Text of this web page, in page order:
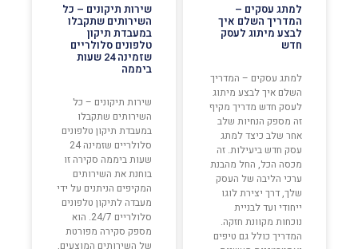
למתג עסקים –
המדריך השלם איך
לבצע מיתוג לעסק
חדש
למתג עסקים – המדריך
השלם איך לבצע מיתוג
לעסק חדש מדריך מקיף
זה מספק הנחיות שלב
אחר שלב כיצד למתג
עסק חדש ביעילות. זה
מכסה הכל, החל מהבנת
ערכי הליבה של העסק
שלך, דרך יצירת לוגו
ייחודי ועד לבניית
נוכחות מקוונת חזקה.
המדריך כולל גם טיפים
שירות תיקונים – כל
השירותים שתקבלו
במעבדת תיקון
טלפונים סלולריים
שזמינה 24 שעות
ביממה
שירות תיקונים – כל
השירותים שתקבלו
במעבדת תיקון טלפונים
סלולריים שזמינה 24
שעות ביממה סקירה זו
בוחנת את השירותים
המקיפים הניתנים על ידי
מעבדה לתיקון טלפונים
סלולריים 24/7. הוא
מספק סקירה מפורטת
של השירותים המוצעים,